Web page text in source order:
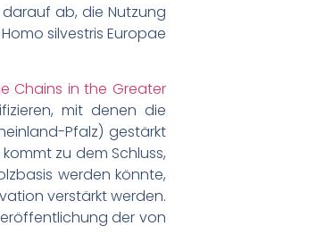
darauf ab, die Nutzung
silvestris Europae
Chains in the Greater
mit denen die
Pfalz) gestärkt
zu dem Schluss,
werden könnte,
verstärkt werden.
der von